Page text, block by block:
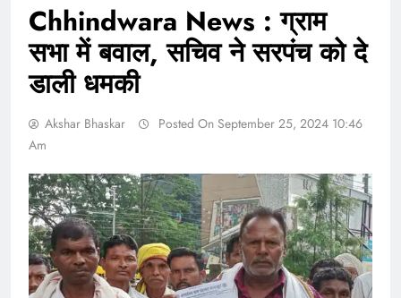
Chhindwara News : ग्राम
सभा में बवाल, सचिव ने सरपंच को दे
डाली धमकी
Akshar Bhaskar
Posted On September 25, 2024 10:46
Am